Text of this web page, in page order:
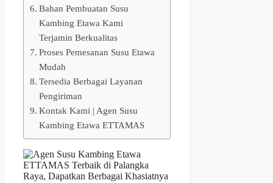
Bahan Pembuatan Susu
Kambing Etawa Kami
Terjamin Berkualitas
Proses Pemesanan Susu Etawa
Mudah
Tersedia Berbagai Layanan
Pengiriman
Kontak Kami | Agen Susu
Kambing Etawa ETTAMAS